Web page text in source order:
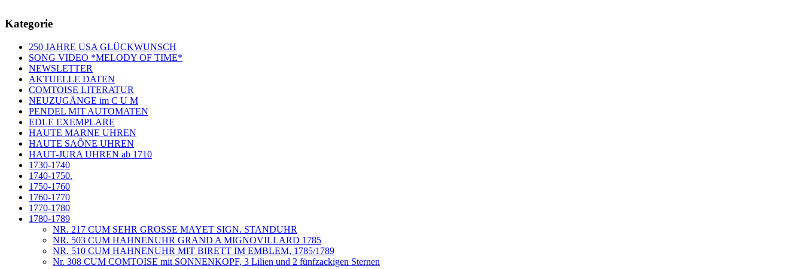
Kategorie
250 JAHRE USA GLÜCKWUNSCH
SONG VIDEO *MELODY OF TIME*
NEWSLETTER
AKTUELLE DATEN
COMTOISE LITERATUR
NEUZUGÄNGE im C U M
PENDEL MIT AUTOMATEN
EDLE EXEMPLARE
HAUTE MARNE UHREN
HAUTE SAÔNE UHREN
HAUT-JURA UHREN ab 1710
1730-1740
1740-1750.
1750-1760
1760-1770
1770-1780
1780-1789
NR. 217 CUM SEHR GROSSE MAYET SIGN. STANDUHR
NR. 503 CUM HAHNENUHR GRAND A MIGNOVILLARD 1785
NR. 510 CUM HAHNENUHR MIT BIRETT IM EMBLEM, 1785/1789
Nr. 308 CUM COMTOISE mit SONNENKOPF, 3 Lilien und 2 fünfzackigen Sternen